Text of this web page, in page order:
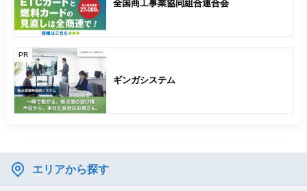
全国商工事業協同組合連合会
PR
ギンガシステム
エリアから探す